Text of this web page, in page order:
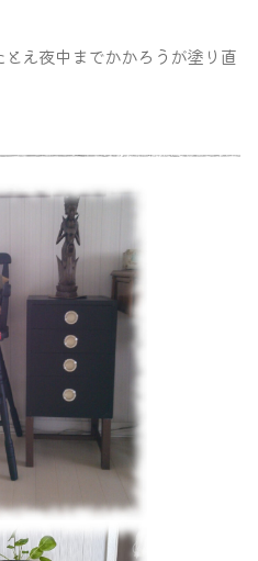
え夜中までかかろうが塗り直